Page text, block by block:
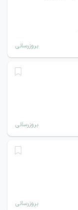
بروزرسانی
بروزرسانی
بروزرسانی